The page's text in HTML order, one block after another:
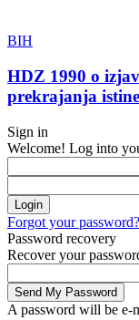
BIH
HDZ 1990 o
prekrajanja
Sign in
Welcome! Log into
Forgot your
Password recovery
Recover your
A password will be e-